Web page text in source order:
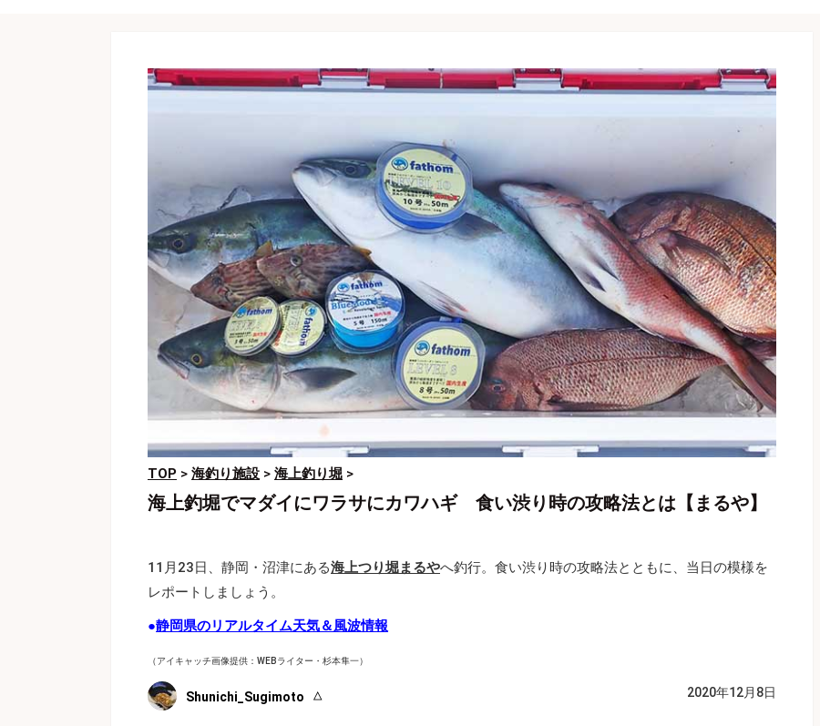
TOP > 海釣り施設 > 海上釣り堀 >
海上釣堀でマダイにワラサにカワハギ 食い渋り時の攻略法とは【まるや】
11月23日、静岡・沼津にある海上つり堀まるやへ釣行。食い渋り時の攻略法とともに、当日の模様を
レポートしましょう。
●静岡県のリアルタイム天気＆風波情報
（アイキャッチ画像提供：WEBライター・杉本隼一）
Shunichi_Sugimoto 2020年12月8日